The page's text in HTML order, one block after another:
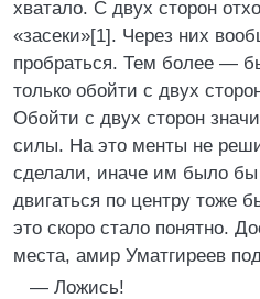
хватало. С двух сторон
«засеки»[1]. Через них
пробраться. Тем более —
только обойти с двух
Обойти с двух сторон
силы. На это менты не
сделали, иначе им было
двигаться по центру тоже
это скоро стало понятно.
места, амир Уматгиреев
— Ложись!